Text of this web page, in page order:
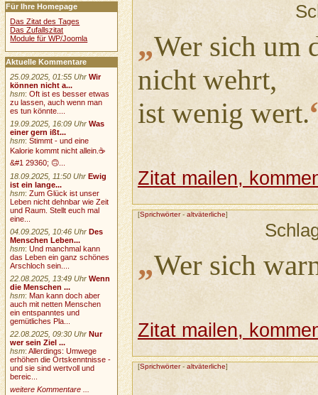
„Wer sich um
nicht wehrt,
ist wenig wert.
Zitat mailen,
[Sprichwörter- altväterliche]
„Wer sich
Zitat mailen,
[Sprichwörter- altväterliche]
Für Ihre Homepage
Das Zitat des Tages
Das Zufallszitat
Module für WP/Joomla
Aktuelle Kommentare
25.09.2025, 01:55 Uhr Wir
können nicht a...
hsm:Oft ist es besser etwas
zu lassen, auch wenn man
es tun könnte....
19.09.2025, 16:09 Uhr Was
einer gern ißt...
hsm:Stimmt - und eine
Kalorie kommt nicht allein.☕
&#1 29360; 🙃...
18.09.2025, 11:50 Uhr Ewig
ist ein lange...
hsm:Zum Glück ist unser
Leben nicht dehnbar wie Zeit
und Raum. Stellt euch mal
eine...
04.09.2025, 10:46 Uhr Des
Menschen Leben...
hsm:Und manchmal kann
das Leben ein ganz schönes
Arschloch sein....
22.08.2025, 13:49 Uhr Wenn
die Menschen ...
hsm:Man kann doch aber
auch mit netten Menschen
ein entspanntes und
gemütliches Pla...
22.08.2025, 09:30 Uhr Nur
wer sein Ziel ...
hsm:Allerdings: Umwege
erhöhen die Ortskenntnisse -
und sie sind wertvoll und
bereic...
weitere Kommentare ...